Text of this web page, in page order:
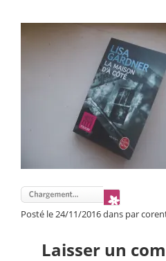
Posté le 24/11/2016 dans par
Laisser un